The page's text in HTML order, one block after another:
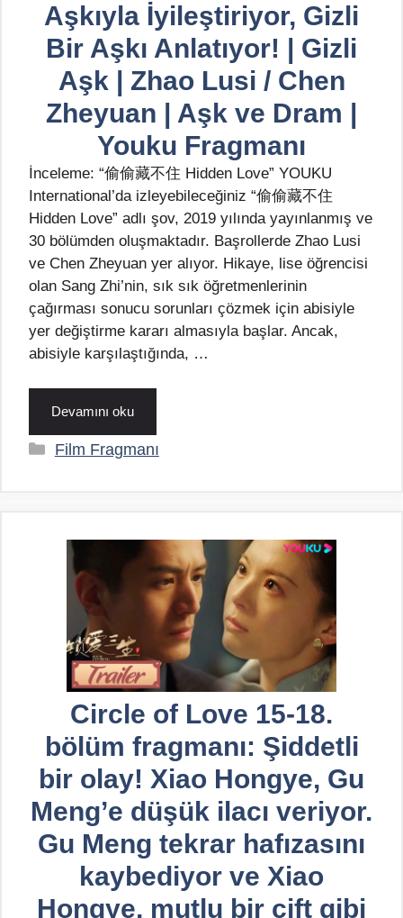
Aşkıyla İyileştiriyor, Gizli
Bir Aşkı Anlatıyor! | Gizli
Aşk | Zhao Lusi / Chen
Zheyuan | Aşk ve Dram |
Youku Fragmanı
İnceleme: “偷偷藏不住 Hidden Love” YOUKU
International’da izleyebileceğiniz “偷偷藏不住
Hidden Love” adlı şov, 2019 yılında yayınlanmış ve
30 bölümden oluşmaktadır. Başrollerde Zhao Lusi
ve Chen Zheyuan yer alıyor. Hikaye, lise öğrencisi
olan Sang Zhi’nin, sık sık öğretmenlerinin
çağırması sonucu sorunları çözmek için abisiyle
yer değiştirme kararı almasıyla başlar. Ancak,
abisiyle karşılaştığında, …
Devamını oku
Kategoriler
Film Fragmanı
Circle of Love 15-18.
bölüm fragmanı: Şiddetli
bir olay! Xiao Hongye, Gu
Meng’e düşük ilacı veriyor.
Gu Meng tekrar hafızasını
kaybediyor ve Xiao
Hongye, mutlu bir çift gibi